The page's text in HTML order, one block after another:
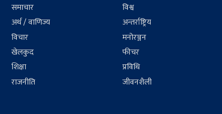
समाचार
अर्थ / वाणिज्य
विचार
खेलकुद
शिक्षा
राजनीति
विश्व
अन्तर्राष्ट्रिय
मनोरञ्जन
फीचर
प्रविधि
जीवनशैली